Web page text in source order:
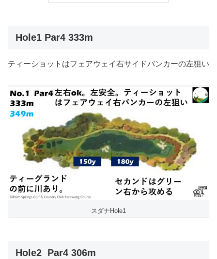
Hole1 Par4 333m
ティーショットはフェアウェイ右サイドバンカーの左狙い
スダナHole1
Hole2 Par4 306m